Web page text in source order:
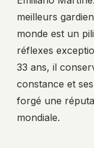
meilleurs
monde est un
réflexes
33 ans, il
constance et
forgé une
mondiale.